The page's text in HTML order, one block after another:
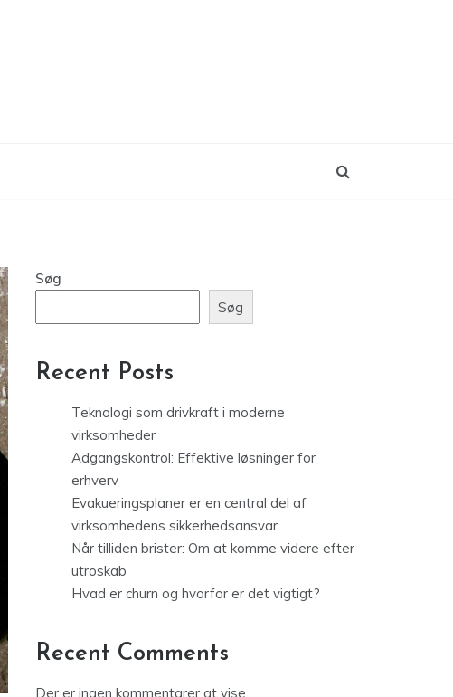
Søg
Søg
Recent Posts
Teknologi som drivkraft i moderne
virksomheder
Adgangskontrol: Effektive løsninger for
erhverv
Evakueringsplaner er en central del af
virksomhedens sikkerhedsansvar
Når tilliden brister: Om at komme videre efter
utroskab
Hvad er churn og hvorfor er det vigtigt?
Recent Comments
Der er ingen kommentarer at vise.